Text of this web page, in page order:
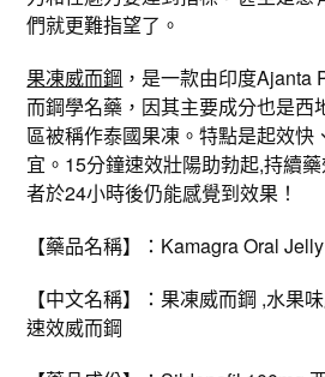
們就更難指望了。
果凍威而鋼 ，是一款由印度Ajanta
而鋼學名藥，因其主要成分也是西
區被稱作泰國果凍。特點是起效快
宜。15分鐘速效壯陽助勃起,持續
者於24小時後仍能感覺到效果！
【藥品名稱】：Kamagra Oral
【中文名稱】：果凍威而鋼 ,水果
速效威而鋼